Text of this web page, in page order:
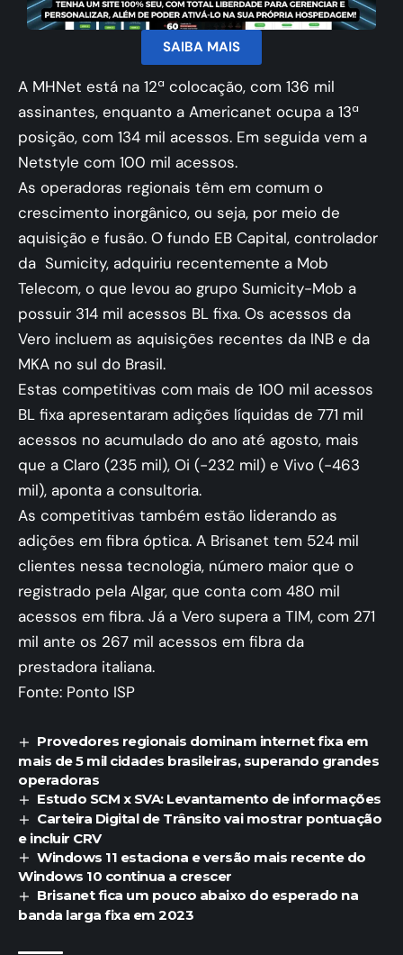
SAIBA MAIS
A MHNet está na 12ª colocação, com 136 mil
assinantes, enquanto a Americanet ocupa a 13ª
posição, com 134 mil acessos. Em seguida vem a
Netstyle com 100 mil acessos.
As operadoras regionais têm em comum o
crescimento inorgânico, ou seja, por meio de
aquisição e fusão. O fundo EB Capital, controlador
da Sumicity, adquiriu recentemente a Mob
Telecom, o que levou ao grupo Sumicity-Mob a
possuir 314 mil acessos BL fixa. Os acessos da
Vero incluem as aquisições recentes da INB e da
MKA no sul do Brasil.
Estas competitivas com mais de 100 mil acessos
BL fixa apresentaram adições líquidas de 771 mil
acessos no acumulado do ano até agosto, mais
que a Claro (235 mil), Oi (-232 mil) e Vivo (-463
mil), aponta a consultoria.
As competitivas também estão liderando as
adições em fibra óptica. A Brisanet tem 524 mil
clientes nessa tecnologia, número maior que o
registrado pela Algar, que conta com 480 mil
acessos em fibra. Já a Vero supera a TIM, com 271
mil ante os 267 mil acessos em fibra da
prestadora italiana.
Fonte: Ponto ISP
Provedores regionais dominam internet fixa em
mais de 5 mil cidades brasileiras, superando grandes
operadoras
Estudo SCM x SVA: Levantamento de informações
Carteira Digital de Trânsito vai mostrar pontuação
e incluir CRV
Windows 11 estaciona e versão mais recente do
Windows 10 continua a crescer
Brisanet fica um pouco abaixo do esperado na
banda larga fixa em 2023